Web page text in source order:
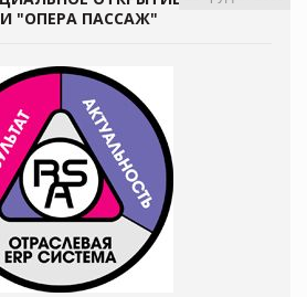
"ОПЕРА ПАССАЖ"